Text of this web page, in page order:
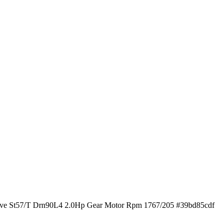
St57/T Drn90L4 2.0Hp Gear Motor Rpm 1767/205 #39bd85cdf